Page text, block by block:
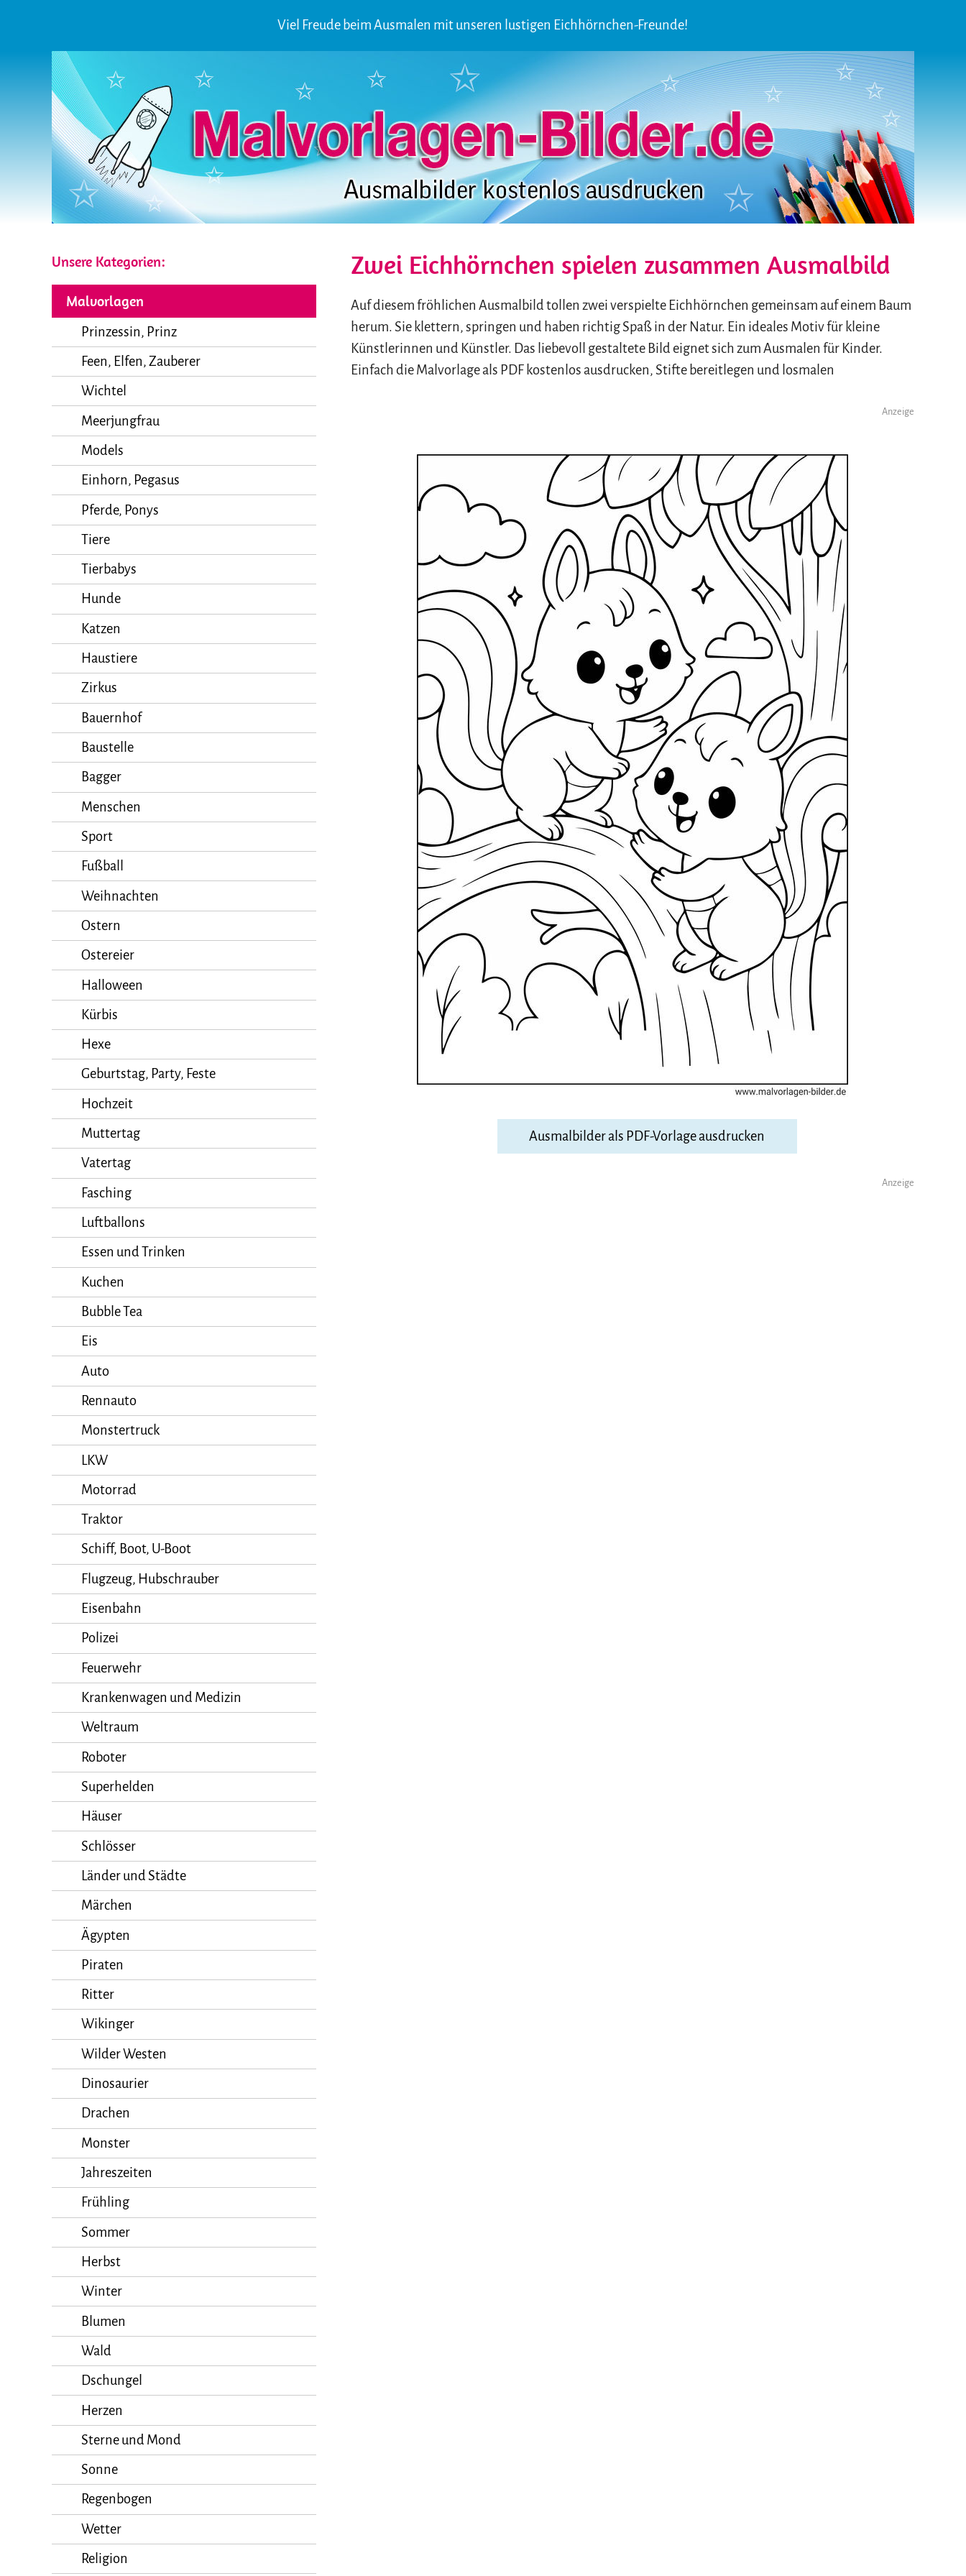
Viel Freude beim Ausmalen mit unseren lustigen Eichhörnchen-Freunde!
Unsere Kategorien:
Malvorlagen
Prinzessin, Prinz
Feen, Elfen, Zauberer
Wichtel
Meerjungfrau
Models
Einhorn, Pegasus
Pferde, Ponys
Tiere
Tierbabys
Hunde
Katzen
Haustiere
Zirkus
Bauernhof
Baustelle
Bagger
Menschen
Sport
Fußball
Weihnachten
Ostern
Ostereier
Halloween
Kürbis
Hexe
Geburtstag, Party, Feste
Hochzeit
Muttertag
Vatertag
Fasching
Luftballons
Essen und Trinken
Kuchen
Bubble Tea
Eis
Auto
Rennauto
Monstertruck
LKW
Motorrad
Traktor
Schiff, Boot, U-Boot
Flugzeug, Hubschrauber
Eisenbahn
Polizei
Feuerwehr
Krankenwagen und Medizin
Weltraum
Roboter
Superhelden
Häuser
Schlösser
Länder und Städte
Märchen
Ägypten
Piraten
Ritter
Wikinger
Wilder Westen
Dinosaurier
Drachen
Monster
Jahreszeiten
Frühling
Sommer
Herbst
Winter
Blumen
Wald
Dschungel
Herzen
Sterne und Mond
Sonne
Regenbogen
Wetter
Religion
Zwei Eichhörnchen spielen zusammen Ausmalbild
Auf diesem fröhlichen Ausmalbild tollen zwei verspielte Eichhörnchen gemeinsam auf einem Baum
herum. Sie klettern, springen und haben richtig Spaß in der Natur. Ein ideales Motiv für kleine
Künstlerinnen und Künstler. Das liebevoll gestaltete Bild eignet sich zum Ausmalen für Kinder.
Einfach die Malvorlage als PDF kostenlos ausdrucken, Stifte bereitlegen und losmalen
Anzeige
Ausmalbilder als PDF-Vorlage ausdrucken
Anzeige